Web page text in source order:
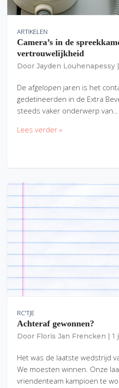
ARTIKELEN
Camera’s in de
vertrouwelijkheid
Door Jayden Louhenapessy
De afgelopen jaren is het
gedetineerden in de Extra
steeds vaker onderwerp van…
Lees verder »
RC'TJE
Achteraf gewonnen?
Door Floris Jan Frencken 1
Het was de laatste wedstrijd
We moesten winnen. Onze
vriendenteam kampioen te